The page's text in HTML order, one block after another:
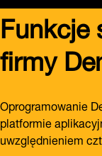
Funkcje
firmy
Oprogramowanie
platformie
uwzględnieniem